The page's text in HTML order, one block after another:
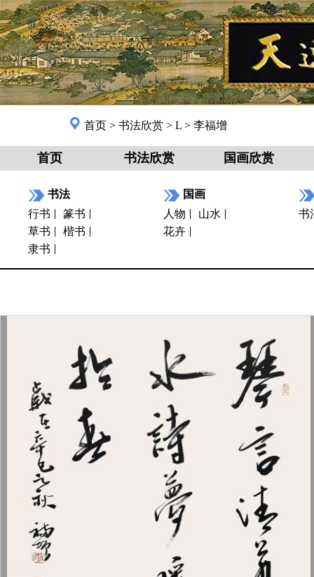
首页 > 书法欣赏 > L > 李福增
首页 书法欣赏 国画欣赏
书法
行书
篆书
草书
楷书
隶书
国画
人物
山水
花卉
书